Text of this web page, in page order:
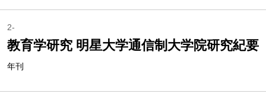
2-
教育学研究 明星大学通信制大学院研究紀要
年刊